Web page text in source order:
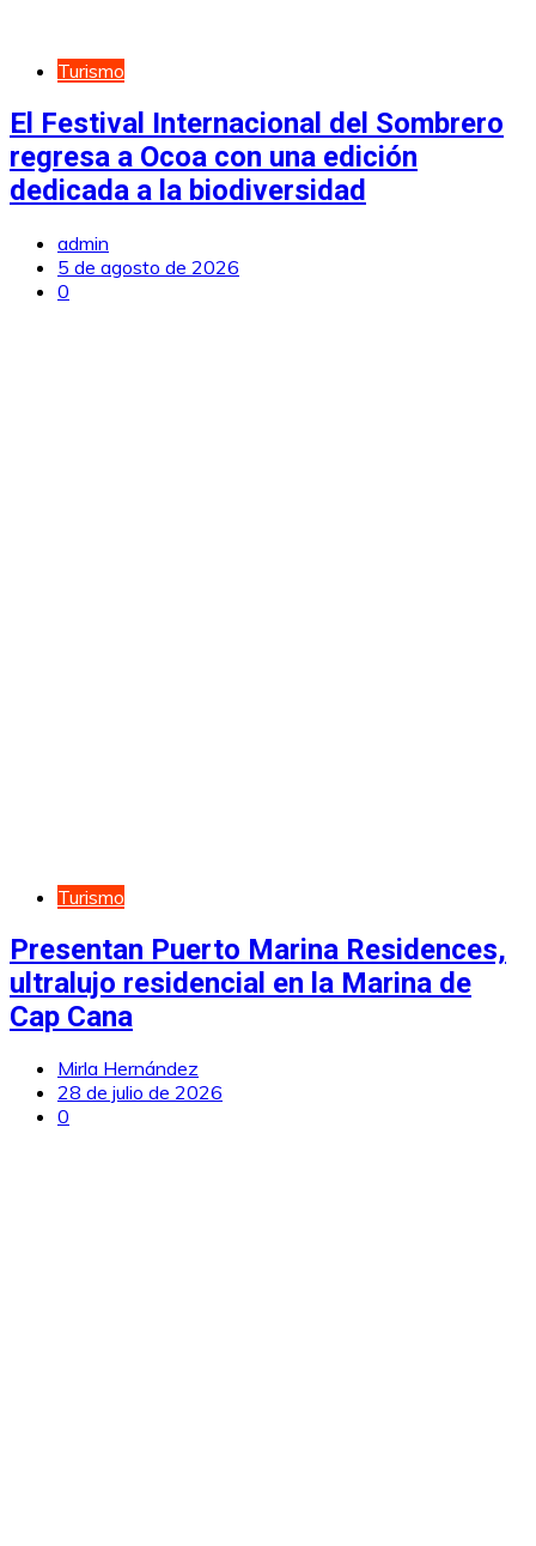
Turismo
El Festival Internacional del Sombrero
regresa a Ocoa con una edición
dedicada a la biodiversidad
admin
5 de agosto de 2026
0
Turismo
Presentan Puerto Marina Residences,
ultralujo residencial en la Marina de
Cap Cana
Mirla Hernández
28 de julio de 2026
0